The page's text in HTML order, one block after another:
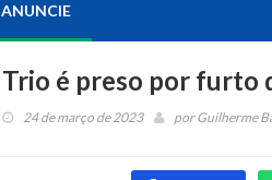
ANUNCIE
Trio é preso por furto
24 de março de 2023 porGuilherme